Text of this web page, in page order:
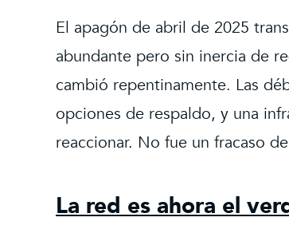
El apagón de abril de 2025
abundante pero sin inercia de
cambió repentinamente. Las
opciones de respaldo, y una
reaccionar. No fue un fracaso
La red es ahora el